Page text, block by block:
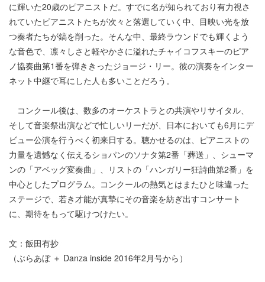
に輝いた20歳のピアニストだ。すでに名が知られており有力視さ
れていたピアニストたちが次々と落選していく中、目映い光を放
つ奏者たちが鎬を削った。そんな中、最終ラウンドでも輝くよう
な音色で、凛々しさと軽やかさに溢れたチャイコフスキーのピア
ノ協奏曲第1番を弾ききったジョージ・リー。彼の演奏をインター
ネット中継で耳にした人も多いことだろう。
コンクール後は、数多のオーケストラとの共演やリサイタル、
そして音楽祭出演などで忙しいリーだが、日本においても6月にデ
ビュー公演を行うべく初来日する。聴かせるのは、ピアニストの
力量を遺憾なく伝えるショパンのソナタ第2番「葬送」、シューマ
ンの「アベッグ変奏曲」、リストの「ハンガリー狂詩曲第2番」を
中心としたプログラム。コンクールの熱気とはまたひと味違った
ステージで、若き才能が真摯にその音楽を紡ぎ出すコンサート
に、期待をもって駆けつけたい。
文：飯田有抄
（ぶらあぼ ＋ Danza inside 2016年2月号から）